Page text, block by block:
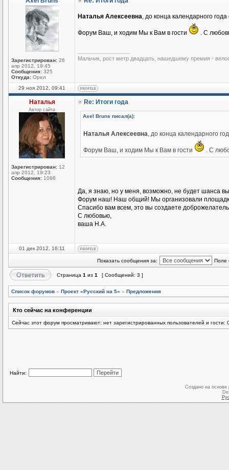
Зарегистрирован: 26
апр 2012, 19:45
Сообщения: 325
Откуда: Орел
Наталья Алексеевна, до конца календарного
Форум Ваш, и ходим Мы к Вам в гости . С
Мальчик, рост метр двадцать, нашедшему премия -
29 ноя 2012, 09:41
Наталья
Автор сайта
Зарегистрирован: 12
апр 2012, 19:23
Сообщения: 1086
Re: Итоги года
Axel Bruns писал(а):
Наталья Алексеевна, до конца календарного
Форум Ваш, и ходим Мы к Вам в гости . С
Да, я знаю, но у меня, возможно, не будет шанса
Форум наш! Наш общий! Мы организовали
Спасибо вам всем, это вы создаете
С любовью,
ваша Н.А.
01 дек 2012, 16:11
Показать сообщения за: Поле
Страница 1 из 1 [ Сообщений: 3 ]
Список форумов » Проект «Русский на 5» » Предложения
Кто сейчас на конференции
Сейчас этот форум просматривают: нет зарегистрированных пользователей и гости:
Найти:
Создано на основе